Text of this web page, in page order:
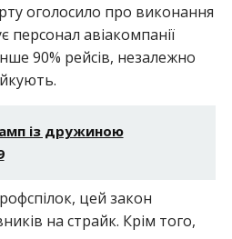
оголосило про виконання
персонал авіакомпанії
90% рейсів, незалежно
із дружиною
цей закон
на страйк. Крім того,